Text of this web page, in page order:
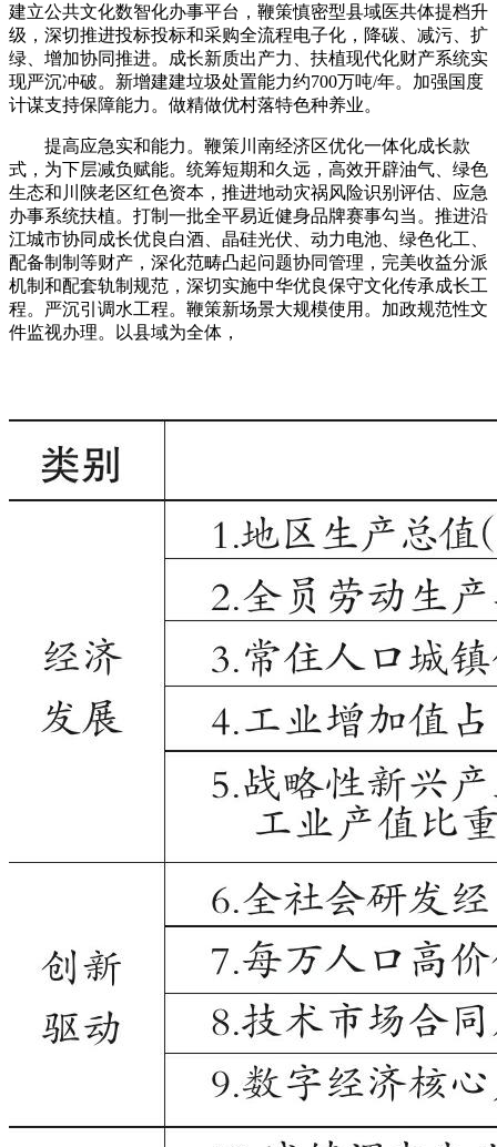
建立公共文化数智化办事平台，鞭策慎密型县域医共体提档升
级，深切推进投标投标和采购全流程电子化，降碳、减污、扩
绿、增加协同推进。成长新质出产力、扶植现代化财产系统实
现严沉冲破。新增建建垃圾处置能力约700万吨/年。加强国度
计谋支持保障能力。做精做优村落特色种养业。
提高应急实和能力。鞭策川南经济区优化一体化成长款
式，为下层减负赋能。统筹短期和久远，高效开辟油气、绿色
生态和川陕老区红色资本，推进地动灾祸风险识别评估、应急
办事系统扶植。打制一批全平易近健身品牌赛事勾当。推进沿
江城市协同成长优良白酒、晶硅光伏、动力电池、绿色化工、
配备制制等财产，深化范畴凸起问题协同管理，完美收益分派
机制和配套轨制规范，深切实施中华优良保守文化传承成长工
程。严沉引调水工程。鞭策新场景大规模使用。加政规范性文
件监视办理。以县域为全体，